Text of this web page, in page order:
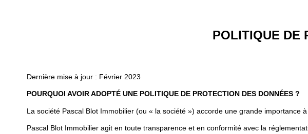
POLITIQUE DE
Dernière mise à jour : Février 2023
POURQUOI AVOIR ADOPTÉ UNE POLITIQUE DE PROTECTION DES DONNÉES ?
La société Pascal Blot Immobilier (ou « la société ») accorde une grande
Pascal Blot Immobilier agit en toute transparence et en conformité avec la